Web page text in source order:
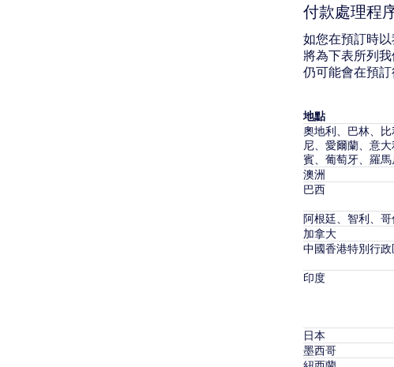
付款處理程
如您在預訂時
將為下表所列
仍可能會在預訂
地點
奧地利、巴林、
尼、愛爾蘭、意
賓、葡萄牙、羅
澳洲
巴西
阿根廷、智利、
加拿大
中國香港特別行政
印度
日本
墨西哥